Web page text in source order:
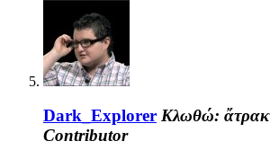
Dark_Explorer Κλωθώ:
Contributor